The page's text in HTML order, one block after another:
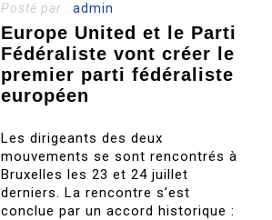
Posté par :admin
Europe United et le Parti
Fédéraliste vont créer le
premier parti fédéraliste
européen
Les dirigeants des deux
mouvements se sont rencontrés à
Bruxelles les 23 et 24 juillet
derniers. La rencontre s’est
conclue par un accord historique :